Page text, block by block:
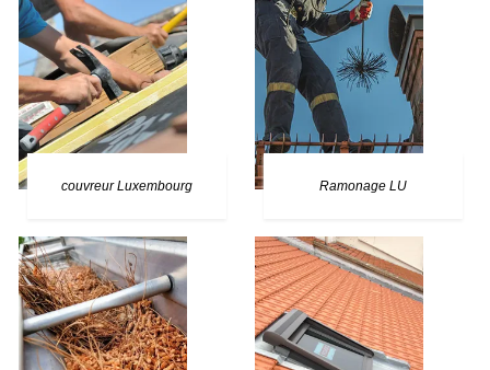
couvreur Luxembourg Ramonage LU